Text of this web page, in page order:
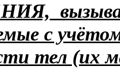
с
тел (их